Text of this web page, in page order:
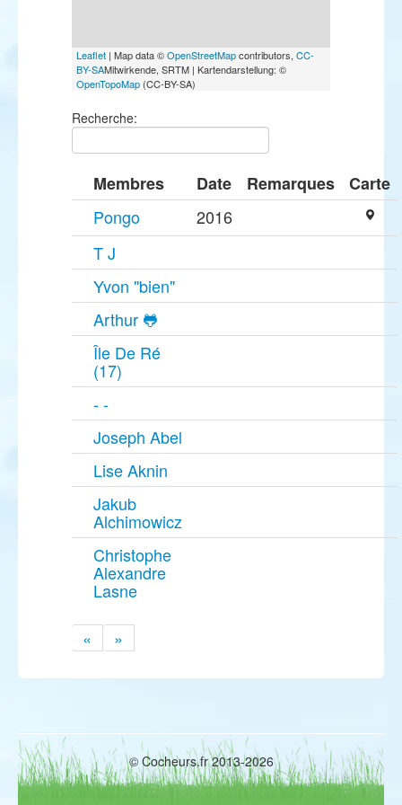
Leaflet | Map data ©OpenStreetMapcontributors, CC-
BY-SAMitwirkende, SRTM | Kartendarstellung: ©
OpenTopoMap (CC-BY-SA)
Recherche:
Membres Date Remarques
Carte
Pongo
2016
T J
Yvon "bien"
Arthur 🐸
Île De Ré
(17)
- -
Joseph Abel
Lise Aknin
Jakub
Alchimowicz
Christophe
Alexandre
Lasne
« »
© Cocheurs.fr 2013-2026